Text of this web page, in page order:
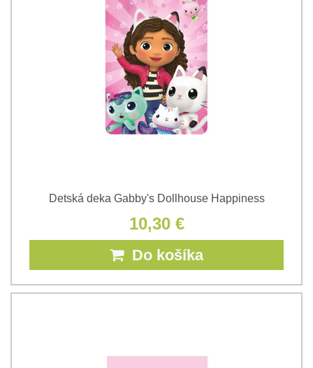
Detská deka Gabby's Dollhouse Happiness
10,30 €
Do košíka